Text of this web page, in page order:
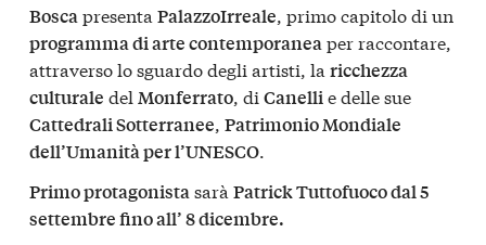
Boscapresenta PalazzoIrreale, primo capitolo di un
programma di arte contemporaneaper raccontare,
attraverso lo sguardo degli artisti, la ricchezza
culturale del Monferrato, di Canellie delle sue
Cattedrali Sotterranee, Patrimonio Mondiale
dell’Umanità per l’UNESCO.
Primo protagonistasarà Patrick Tuttofuoco dal 5
settembre fino all’ 8 dicembre.